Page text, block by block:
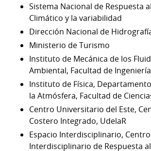
Sistema Nacional de Respuesta
Climático y la variabilidad
Dirección Nacional de
Ministerio de Turismo
Instituto de Mecánica de los
Ambiental, Facultad de
Instituto de Física,
la Atmósfera, Facultad de
Centro Universitario del Este,
Costero Integrado, UdelaR
Espacio Interdisciplinario, Centro
Interdisciplinario de Respuesta